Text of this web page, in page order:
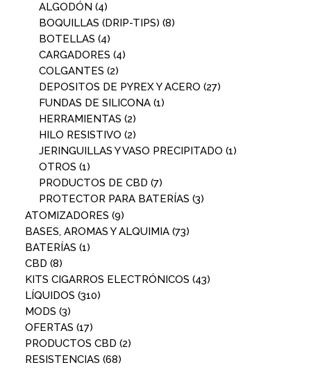
ALGODÓN (4)
BOQUILLAS (DRIP-TIPS) (8)
BOTELLAS (4)
CARGADORES (4)
COLGANTES (2)
DEPOSITOS DE PYREX Y ACERO (27)
FUNDAS DE SILICONA (1)
HERRAMIENTAS (2)
HILO RESISTIVO (2)
JERINGUILLAS Y VASO PRECIPITADO (1)
OTROS (1)
PRODUCTOS DE CBD (7)
PROTECTOR PARA BATERÍAS (3)
ATOMIZADORES (9)
BASES, AROMAS Y ALQUIMIA (73)
BATERÍAS (1)
CBD (8)
KITS CIGARROS ELECTRÓNICOS (43)
LÍQUIDOS (310)
MODS (3)
OFERTAS (17)
PRODUCTOS CBD (2)
RESISTENCIAS (68)